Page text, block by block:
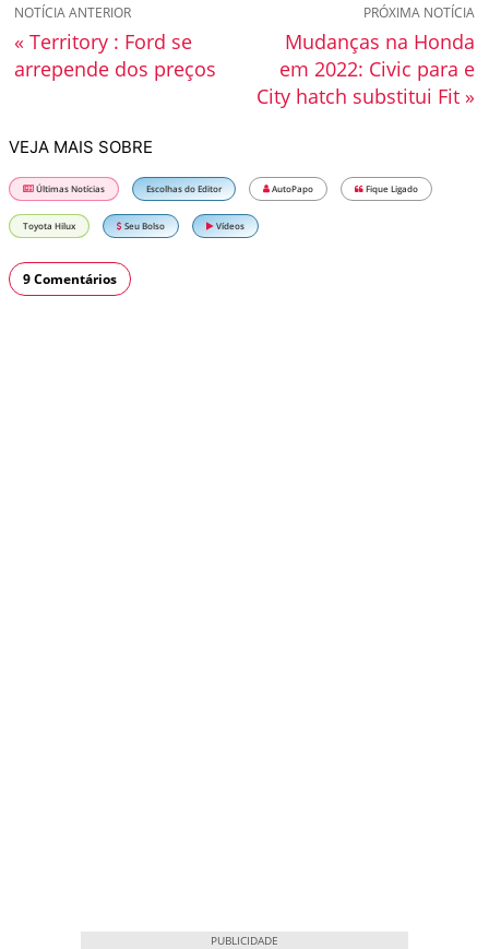
PRÓXIMA NOTÍCIA
Mudanças na Honda
em 2022: Civic para e
City hatch substitui Fit »
NOTÍCIA ANTERIOR
« Territory : Ford se
arrepende dos preços
VEJA MAIS SOBRE
Últimas Notícias Escolhas do Editor AutoPapo Fique Ligado
Toyota Hilux Seu Bolso Vídeos
9 Comentários